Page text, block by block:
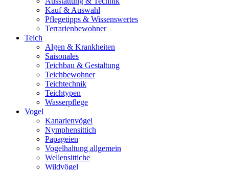
Kauf & Auswahl
Pflegetipps & Wissenswertes
Terrarienbewohner
Teich
Algen & Krankheiten
Saisonales
Teichbau & Gestaltung
Teichbewohner
Teichtechnik
Teichtypen
Wasserpflege
Vogel
Kanarienvögel
Nymphensittich
Papageien
Vogelhaltung allgemein
Wellensittiche
Wildvögel